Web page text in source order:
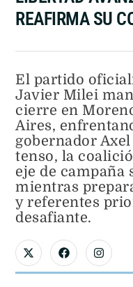
REAFIRMA SU
El partido
Javier Milei
cierre en
Aires,
gobernador
tenso, la
eje de campaña
mientras
y referentes
desafiante.